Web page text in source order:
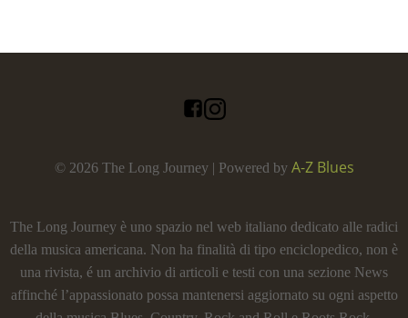
© 2026 The Long Journey | Powered by A-Z Blues
The Long Journey è uno spazio nel web italiano dedicato alle radici
della musica americana. Non ha finalità di tipo enciclopedico, non è
una rivista, é un archivio di articoli e testi con una sezione News
affinché l’appassionato possa mantenersi aggiornato su ogni aspetto